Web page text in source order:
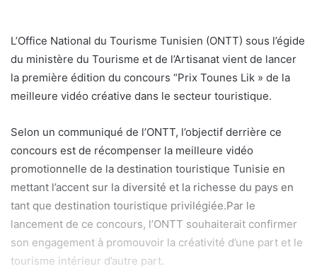
L’Office National du Tourisme Tunisien (ONTT) sous l’égide
du ministère du Tourisme et de l’Artisanat vient de lancer
la première édition du concours “Prix Tounes Lik » de la
meilleure vidéo créative dans le secteur touristique.
Selon un communiqué de l’ONTT, l’objectif derrière ce
concours est de récompenser la meilleure vidéo
promotionnelle de la destination touristique Tunisie en
mettant l’accent sur la diversité et la richesse du pays en
tant que destination touristique privilégiée.Par le
lancement de ce concours, l’ONTT souhaiterait confirmer
son engagement à promouvoir la créativité d’une part et le
tourisme intérieur d’autre part.